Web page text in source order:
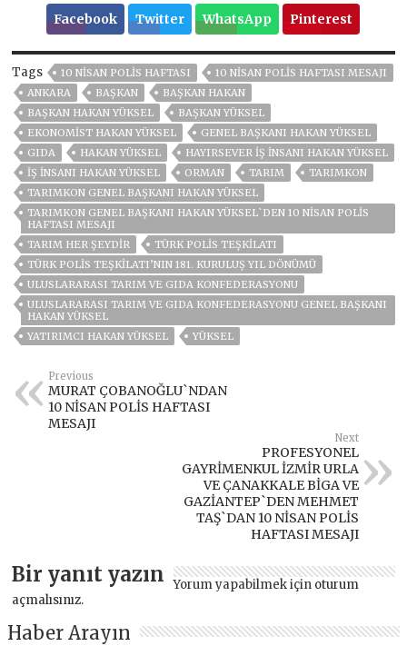
Facebook Twitter WhatsApp Pinterest
Tags 10 NİSAN POLİS HAFTASI
10 NİSAN POLİS HAFTASI MESAJI
ANKARA
BAŞKAN
BAŞKAN HAKAN
BAŞKAN HAKAN YÜKSEL
BAŞKAN YÜKSEL
EKONOMIST HAKAN YÜKSEL
GENEL BAŞKANI HAKAN YÜKSEL
GIDA
HAKAN YÜKSEL
HAYIRSEVER IŞ INSANI HAKAN YÜKSEL
IŞ INSANI HAKAN YÜKSEL
ORMAN TARIM
TARIMKON
TARIMKON GENEL BAŞKANI HAKAN YÜKSEL
TARIMKON GENEL BAŞKANI HAKAN YÜKSEL`DEN 10 NİSAN POLİS
HAFTASI MESAJI
TARIM HER ŞEYDIR
TÜRK POLIS TEŞKILATI
TÜRK POLIS TEŞKILATI’NIN 181. KURULUŞ YIL DÖNÜMÜ
ULUSLARARASI TARIM VE GIDA KONFEDERASYONU
ULUSLARARASI TARIM VE GIDA KONFEDERASYONU GENEL BAŞKANI
HAKAN YÜKSEL
YATIRIMCI HAKAN YÜKSEL
YÜKSEL
Previous
MURAT ÇOBANOĞLU`NDAN
10 NİSAN POLİS HAFTASI
MESAJI
Next
PROFESYONEL
GAYRİMENKUL İZMİR URLA
VE ÇANAKKALE BİGA VE
GAZİANTEP`DEN MEHMET
TAŞ`DAN 10 NİSAN POLİS
HAFTASI MESAJI
Bir yanıt yazın Yorum yapabilmek için oturum
açmalısınız.
Haber Arayın